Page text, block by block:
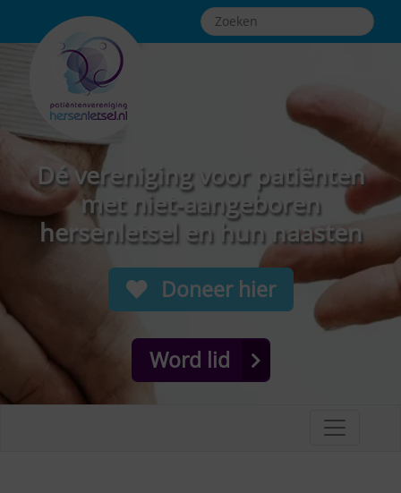
Dé vereniging voor patiënten
met niet-aangeboren
hersenletsel en hun naasten
Doneer hier
Word lid